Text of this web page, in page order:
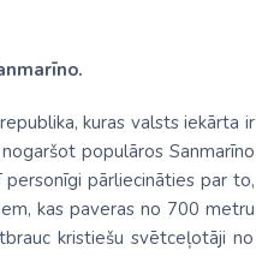
kuras valsts iekārta ir
populāros Sanmarīno
pārliecināties par to,
kas paveras no 700 metru
kristiešu svētceļotāji no